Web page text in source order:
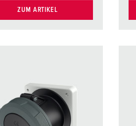
ZUM ARTIKEL